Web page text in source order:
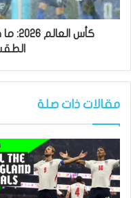
كأس
مقالات ذات صلة